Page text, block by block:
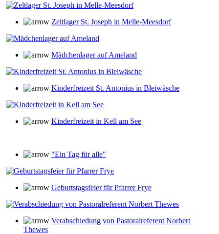
Zeltlager St. Joseph in Melle-Meesdorf
Mädchenlager auf Ameland
Kinderfreizeit St. Antonius in Bleiwäsche
Kinderfreizeit in Kell am See
"Ein Tag für alle"
Geburtstagsfeier für Pfarrer Frye
Verabschiedung von Pastoralreferent Norbert
Thewes